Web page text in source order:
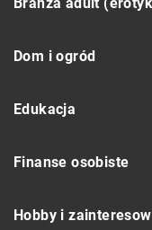
Dom i ogród
Edukacja
Finanse osobiste
Hobby i